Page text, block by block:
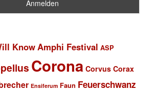
KnowAmphi Festival ASP
Corona Corvus Corax
Ensiferum Faun Feuerschwanz